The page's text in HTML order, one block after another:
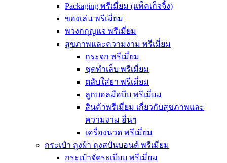
Packaging พรีเมี่ยม (แพ็คเก็จจิ้ง)
ของเล่น พรีเมี่ยม
พวงกกุญแจ พรีเมี่ยม
สุขภาพและความงาม พรีเมี่ยม
กระจก พรีเมี่ยม
ชุดทำเล็บ พรีเมี่ยม
ตลับใส่ยา พรีเมี่ยม
ลูกบอลมือบีบ พรีเมี่ยม
สินค้าพรีเมี่ยม เกี่ยวกับสุขภาพและ
ความงาม อื่นๆ
เครื่องนวด พรีเมี่ยม
กระเป๋า ถุงผ้า ถุงสปันบอนด์ พรีเมี่ยม
กระเป๋าจัดระเบียบ พรีเมี่ยม